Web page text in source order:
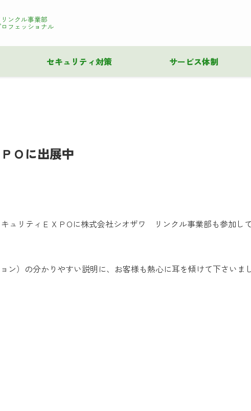
ンクル事業部
フェッショナル
セキュリティ対策 サービス体制
Ｏに出展中
ュリティＥＸＰOに株式会社シオザワ リンクル事業部も参加し
ン）の分かりやすい説明に、お客様も熱心に耳を傾けて下さいま